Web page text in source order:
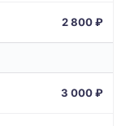
2 800 ₽
3 000 ₽